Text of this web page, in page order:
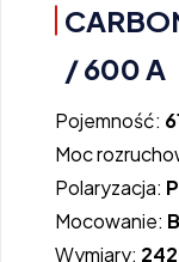
/ 600 A
Pojemność:
Moc
Polaryzacja:
Mocowanie:
Wymiary: 242